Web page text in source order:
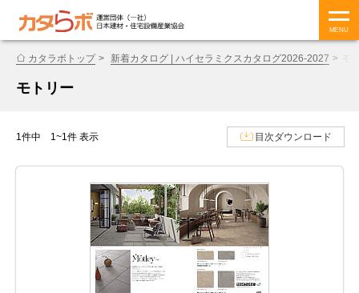
MENU
カタラボトップ 新着カタログ | ハイセラミクスカタログ2026-2027
モトリー
1件中 1~1件 表示 目次ダウンロード